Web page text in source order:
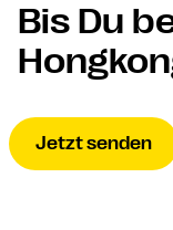
Bis Du
Jetzt senden